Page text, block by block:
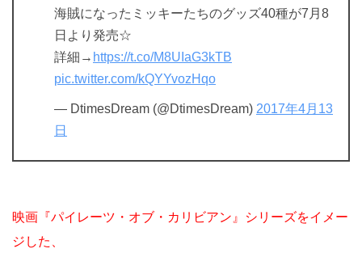
海賊になったミッキーたちのグッズ40種が7月8
日より発売☆
詳細→ https://t.co/M8UIaG3kTB
pic.twitter.com/kQYYvozHqo
— DtimesDream (@DtimesDream) 2017年4月13
日
映画『パイレーツ・オブ・カリビアン』シリーズをイメー
ジした、